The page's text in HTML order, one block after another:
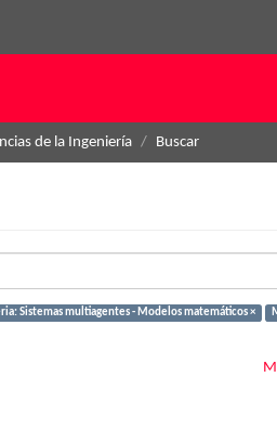
de la Ingeniería Buscar
Sistemas multiagentes - Modelos matemáticos ×